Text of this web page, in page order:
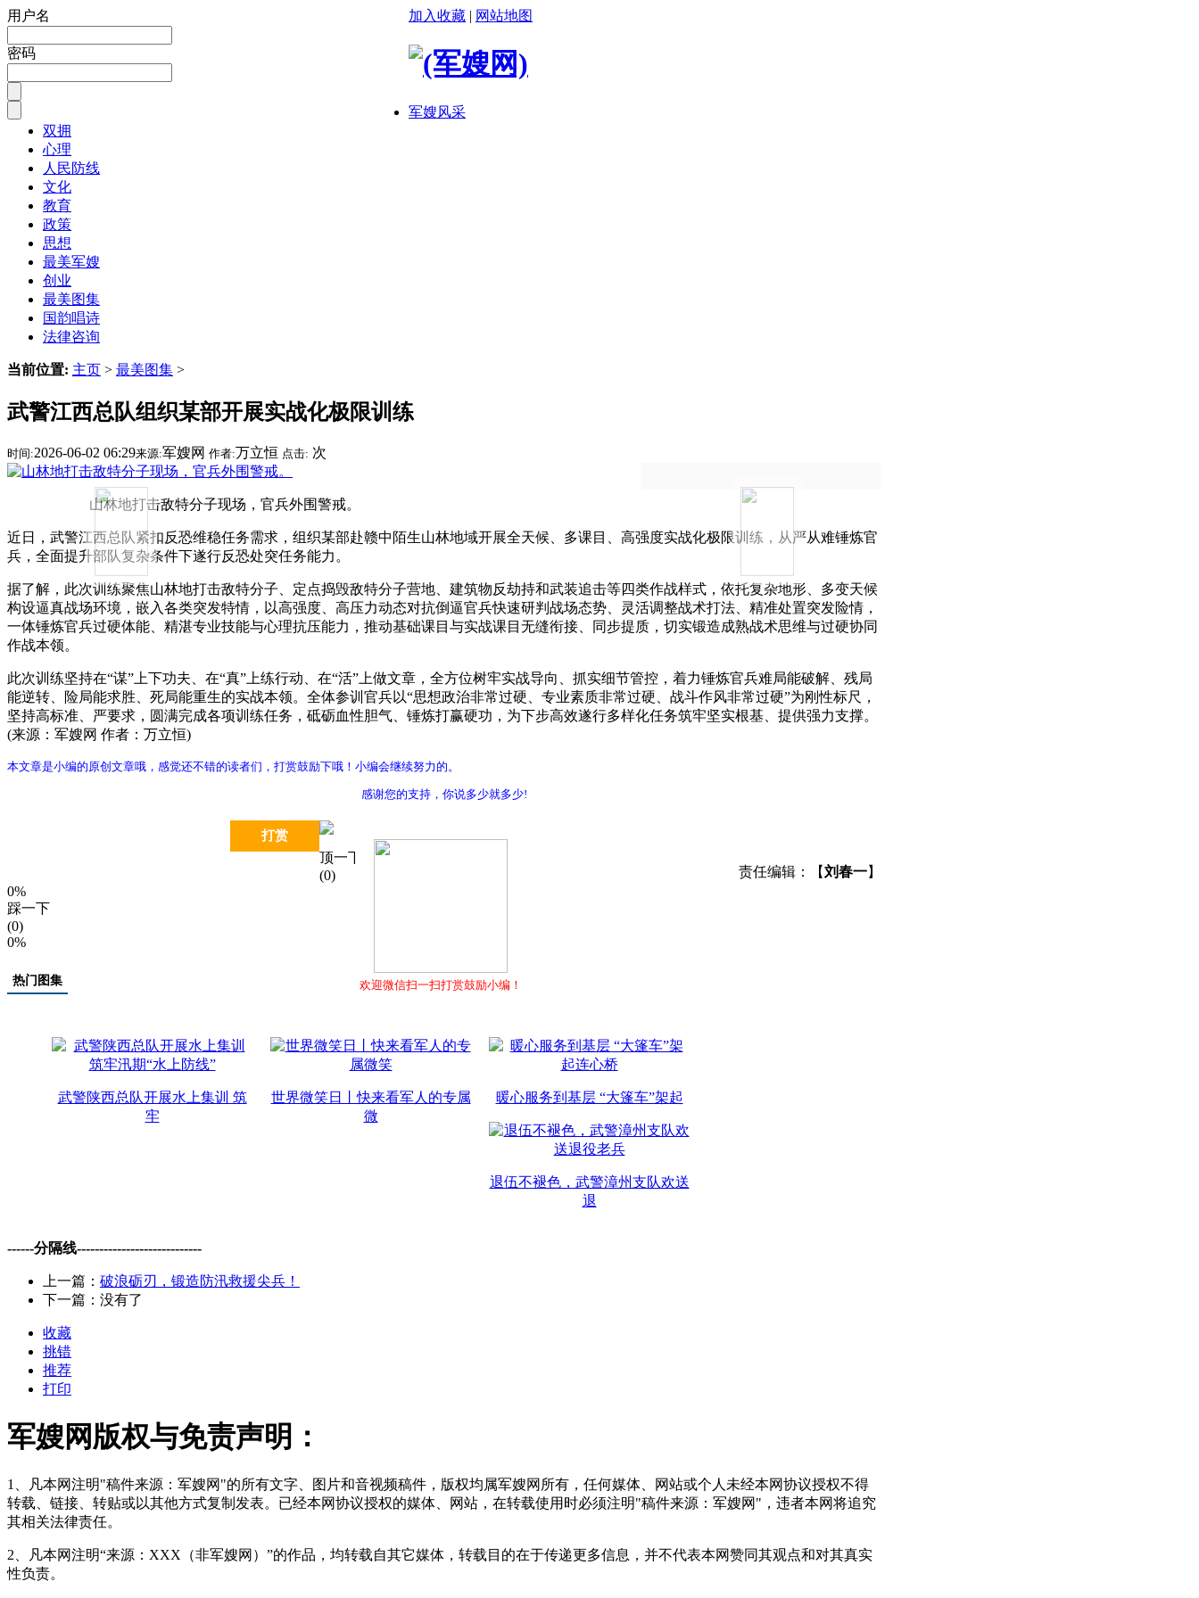
用户名
密码
加入收藏 | 网站地图
军嫂风采
双拥
心理
人民防线
文化
教育
政策
思想
最美军嫂
创业
最美图集
国韵唱诗
法律咨询
当前位置: 主页 > 最美图集 >
武警江西总队组织某部开展实战化极限训练
时间:2026-06-02 06:29来源:军嫂网 作者:万立恒 点击: 次
山林地打击敌特分子现场，官兵外围警戒。
近日，武警江西总队紧扣反恐维稳任务需求，组织某部赴赣中陌生山林地域开展全天候、多课目、高强度实战化极限训练，从严从难锤炼官
兵，全面提升部队复杂条件下遂行反恐处突任务能力。
据了解，此次训练聚焦山林地打击敌特分子、定点捣毁敌特分子营地、建筑物反劫持和武装追击等四类作战样式，依托复杂地形、多变天候
构设逼真战场环境，嵌入各类突发特情，以高强度、高压力动态对抗倒逼官兵快速研判战场态势、灵活调整战术打法、精准处置突发险情，
一体锤炼官兵过硬体能、精湛专业技能与心理抗压能力，推动基础课目与实战课目无缝衔接、同步提质，切实锻造成熟战术思维与过硬协同
作战本领。
此次训练坚持在“谋”上下功夫、在“真”上练行动、在“活”上做文章，全方位树牢实战导向、抓实细节管控，着力锤炼官兵难局能破解、残局
能逆转、险局能求胜、死局能重生的实战本领。全体参训官兵以“思想政治非常过硬、专业素质非常过硬、战斗作风非常过硬”为刚性标尺，
坚持高标准、严要求，圆满完成各项训练任务，砥砺血性胆气、锤炼打赢硬功，为下步高效遂行多样化任务筑牢坚实根基、提供强力支撑。
(来源：军嫂网 作者：万立恒)
本文章是小编的原创文章哦，感觉还不错的读者们，打赏鼓励下哦！小编会继续努力的。
感谢您的支持，你说多少就多少!
打赏
欢迎微信扫一扫打赏鼓励小编！
责任编辑：【刘春一】
顶一下
(0)
0%
踩一下
(0)
0%
热门图集
武警陕西总队开展水上集训 筑
牢
世界微笑日丨快来看军人的专属
微
暖心服务到基层 “大篷车”架起
退伍不褪色，武警漳州支队欢送
退
------分隔线----------------------------
上一篇： 破浪砺刃，锻造防汛救援尖兵！
下一篇：没有了
收藏
挑错
推荐
打印
军嫂网版权与免责声明：
1、凡本网注明"稿件来源：军嫂网"的所有文字、图片和音视频稿件，版权均属军嫂网所有，任何媒体、网站或个人未经本网协议授权不得
转载、链接、转贴或以其他方式复制发表。已经本网协议授权的媒体、网站，在转载使用时必须注明"稿件来源：军嫂网"，违者本网将追究
其相关法律责任。
2、凡本网注明“来源：XXX（非军嫂网）”的作品，均转载自其它媒体，转载目的在于传递更多信息，并不代表本网赞同其观点和对其真实
性负责。